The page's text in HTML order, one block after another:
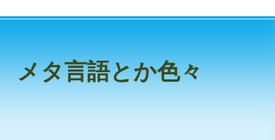
メタ言語とか色々